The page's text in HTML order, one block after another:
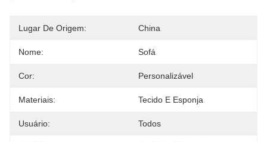
Lugar De Origem: China
Nome: Sofá
Cor: Personalizável
Materiais: Tecido E Esponja
Usuário: Todos